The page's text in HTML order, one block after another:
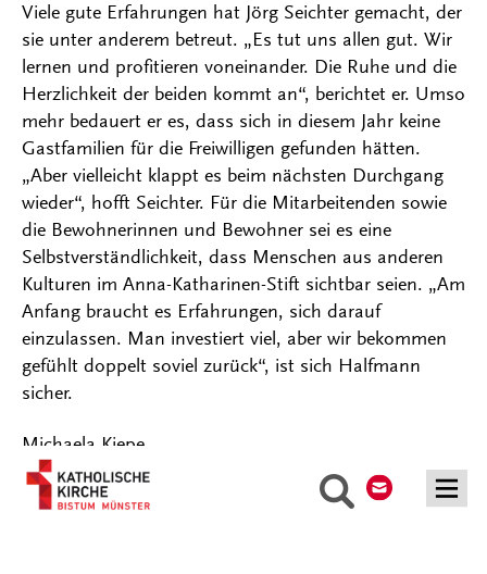
Suche
Viele gute Erfahrungen hat Jörg Seichter gemacht, der
sie unter anderem betreut. „Es tut uns allen gut. Wir
lernen und profitieren voneinander. Die Ruhe und die
Herzlichkeit der beiden kommt an“, berichtet er. Umso
mehr bedauert er es, dass sich in diesem Jahr keine
Gastfamilien für die Freiwilligen gefunden hätten.
„Aber vielleicht klappt es beim nächsten Durchgang
wieder“, hofft Seichter. Für die Mitarbeitenden sowie
die Bewohnerinnen und Bewohner sei es eine
Selbstverständlichkeit, dass Menschen aus anderen
Kulturen im Anna-Katharinen-Stift sichtbar seien. „Am
Anfang braucht es Erfahrungen, sich darauf
einzulassen. Man investiert viel, aber wir bekommen
gefühlt doppelt soviel zurück“, ist sich Halfmann
sicher.
Michaela Kiepe